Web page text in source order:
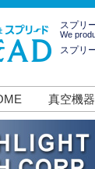
スプリ
We
スプリ
真空機器